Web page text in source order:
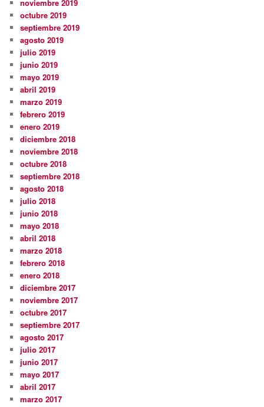
noviembre 2019
octubre 2019
septiembre 2019
agosto 2019
julio 2019
junio 2019
mayo 2019
abril 2019
marzo 2019
febrero 2019
enero 2019
diciembre 2018
noviembre 2018
octubre 2018
septiembre 2018
agosto 2018
julio 2018
junio 2018
mayo 2018
abril 2018
marzo 2018
febrero 2018
enero 2018
diciembre 2017
noviembre 2017
octubre 2017
septiembre 2017
agosto 2017
julio 2017
junio 2017
mayo 2017
abril 2017
marzo 2017